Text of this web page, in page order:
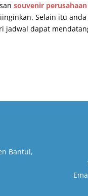
souvenir perusahaan
Selain itu
jadwal dapat
Bantul,